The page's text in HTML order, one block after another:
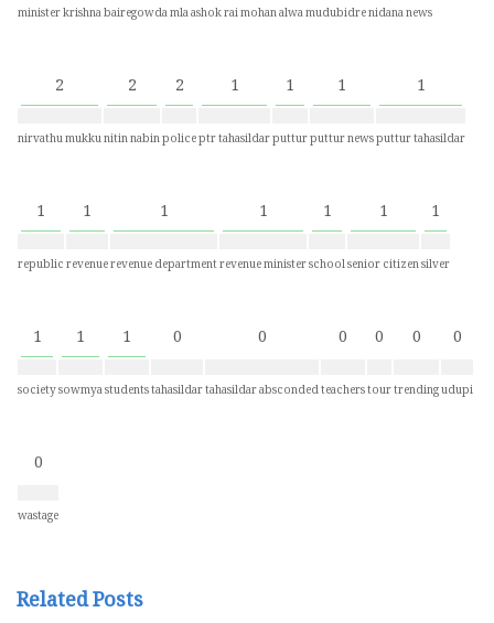
minister krishna bairegowdamla ashok raimohan alwamudubidrenidana news
2
nirvathu mukku
2
nitin nabin
2
police
1
ptr tahasildar
1
puttur
1
puttur news
1
puttur tahasildar
1
republic
1
revenue
1
revenue department
1
revenue minister
1
school
1
senior citizen
1
silver
1
society
1
sowmya
1
students
0
tahasildar
0
tahasildar absconded
0
teachers
0
tour
0
trending
0
udupi
0
wastage
Related Posts